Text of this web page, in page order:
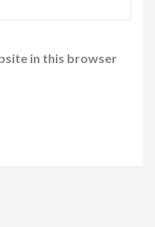
in this browser